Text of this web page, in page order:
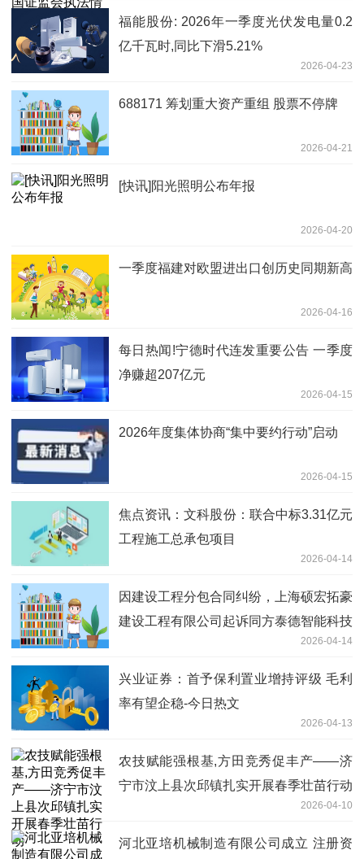
福能股份: 2026年一季度光伏发电量0.2
亿千瓦时,同比下滑5.21%
2026-04-23
688171 筹划重大资产重组 股票不停牌
2026-04-21
[快讯]阳光照明公布年报
2026-04-20
一季度福建对欧盟进出口创历史同期新高
2026-04-16
每日热闻!宁德时代连发重要公告 一季度
净赚超207亿元
2026-04-15
2026年度集体协商“集中要约行动”启动
2026-04-15
焦点资讯：文科股份：联合中标3.31亿元
工程施工总承包项目
2026-04-14
因建设工程分包合同纠纷，上海硕宏拓豪
建设工程有限公司起诉同方泰德智能科技
2026-04-14
兴业证券：首予保利置业增持评级 毛利
率有望企稳-今日热文
2026-04-13
农技赋能强根基,方田竞秀促丰产——济
宁市汶上县次邱镇扎实开展春季壮苗行动
2026-04-10
河北亚培机械制造有限公司成立 注册资